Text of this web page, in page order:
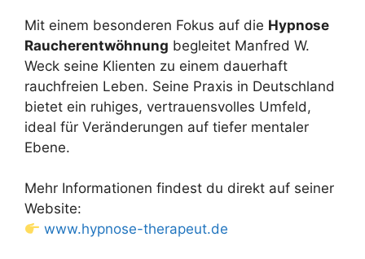
Mit einem besonderen Fokus auf die Hypnose
Raucherentwöhnung begleitet Manfred W.
Weck seine Klienten zu einem dauerhaft
rauchfreien Leben. Seine Praxis in Deutschland
bietet ein ruhiges, vertrauensvolles Umfeld,
ideal für Veränderungen auf tiefer mentaler
Ebene.
Mehr Informationen findest du direkt auf seiner
Website:
www.hypnose-therapeut.de